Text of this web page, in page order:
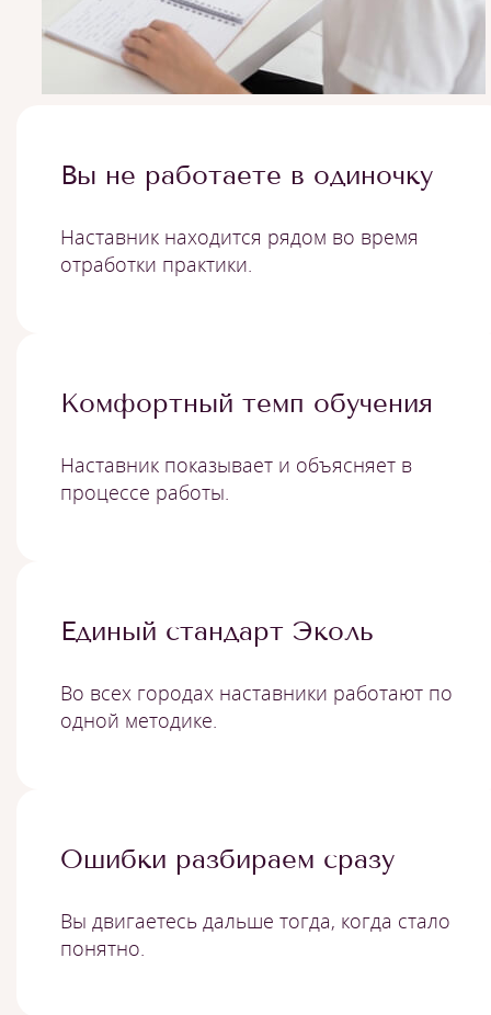
Вы не работаете в одиночку
Наставник находится рядом во время
отработки практики.
Комфортный темп обучения
Наставник показывает и объясняет в
процессе работы.
Единый стандарт Эколь
Во всех городах наставники работают по
одной методике.
Ошибки разбираем сразу
Вы двигаетесь дальше тогда, когда стало
понятно.